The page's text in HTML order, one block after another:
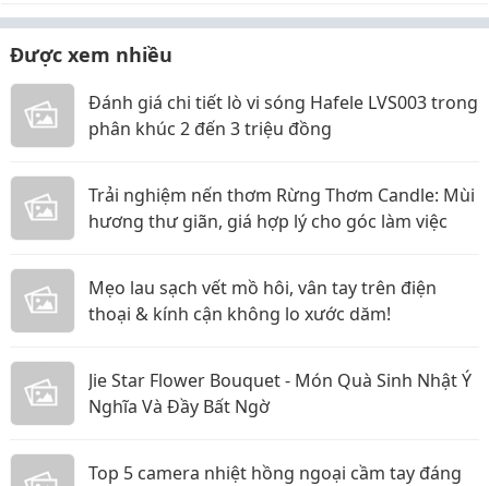
Được xem nhiều
Đánh giá chi tiết lò vi sóng Hafele LVS003 trong
phân khúc 2 đến 3 triệu đồng
Trải nghiệm nến thơm Rừng Thơm Candle: Mùi
hương thư giãn, giá hợp lý cho góc làm việc
Mẹo lau sạch vết mồ hôi, vân tay trên điện
thoại & kính cận không lo xước dăm!
Jie Star Flower Bouquet - Món Quà Sinh Nhật Ý
Nghĩa Và Đầy Bất Ngờ
Top 5 camera nhiệt hồng ngoại cầm tay đáng